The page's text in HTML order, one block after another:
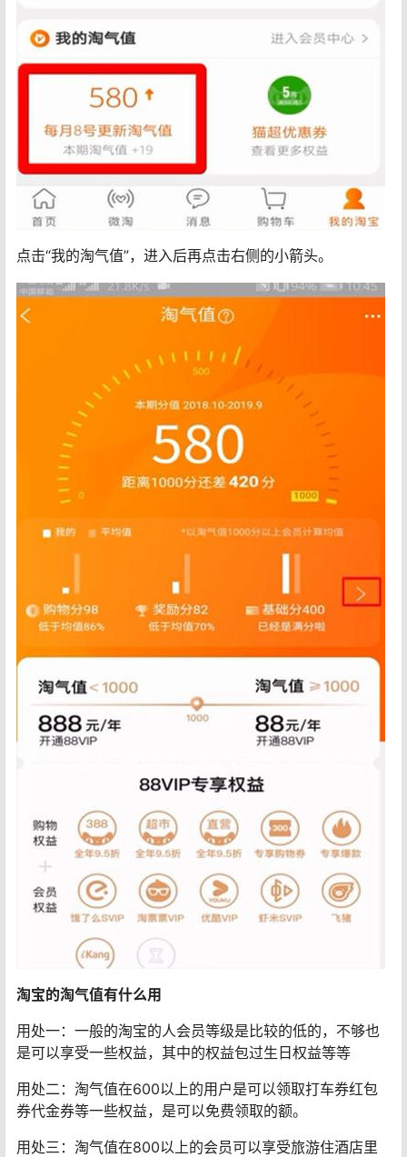
点击“我的淘气值”，进入后再点击右侧的小箭头。
淘宝的淘气值有什么用
用处一：一般的淘宝的人会员等级是比较的低的，不够也
是可以享受一些权益，其中的权益包过生日权益等等
用处二：淘气值在600以上的用户是可以领取打车券红包
券代金券等一些权益，是可以免费领取的额。
用处三：淘气值在800以上的会员可以享受旅游住酒店里